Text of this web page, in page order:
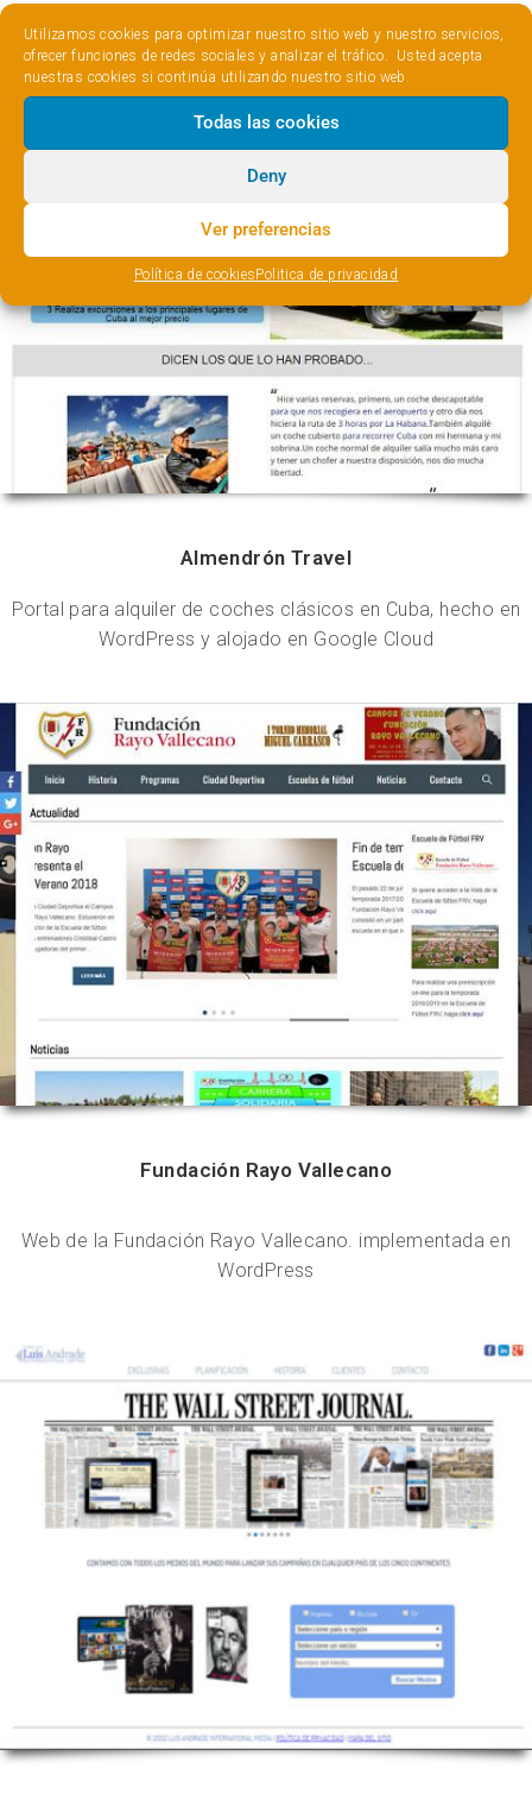
Utilizamos cookies para optimizar nuestro sitio web y nuestro servicios,
ofrecer funciones de redes sociales y analizar el tráfico. Usted acepta
nuestras cookies si continúa utilizando nuestro sitio web.
Todas las cookies
Deny
Ver preferencias
Política de cookiesPolitica de privacidad
Almendrón Travel
Portal para alquiler de coches clásicos en Cuba, hecho en
WordPress y alojado en Google Cloud
Fundación Rayo Vallecano
Web de la Fundación Rayo Vallecano. implementada en
WordPress